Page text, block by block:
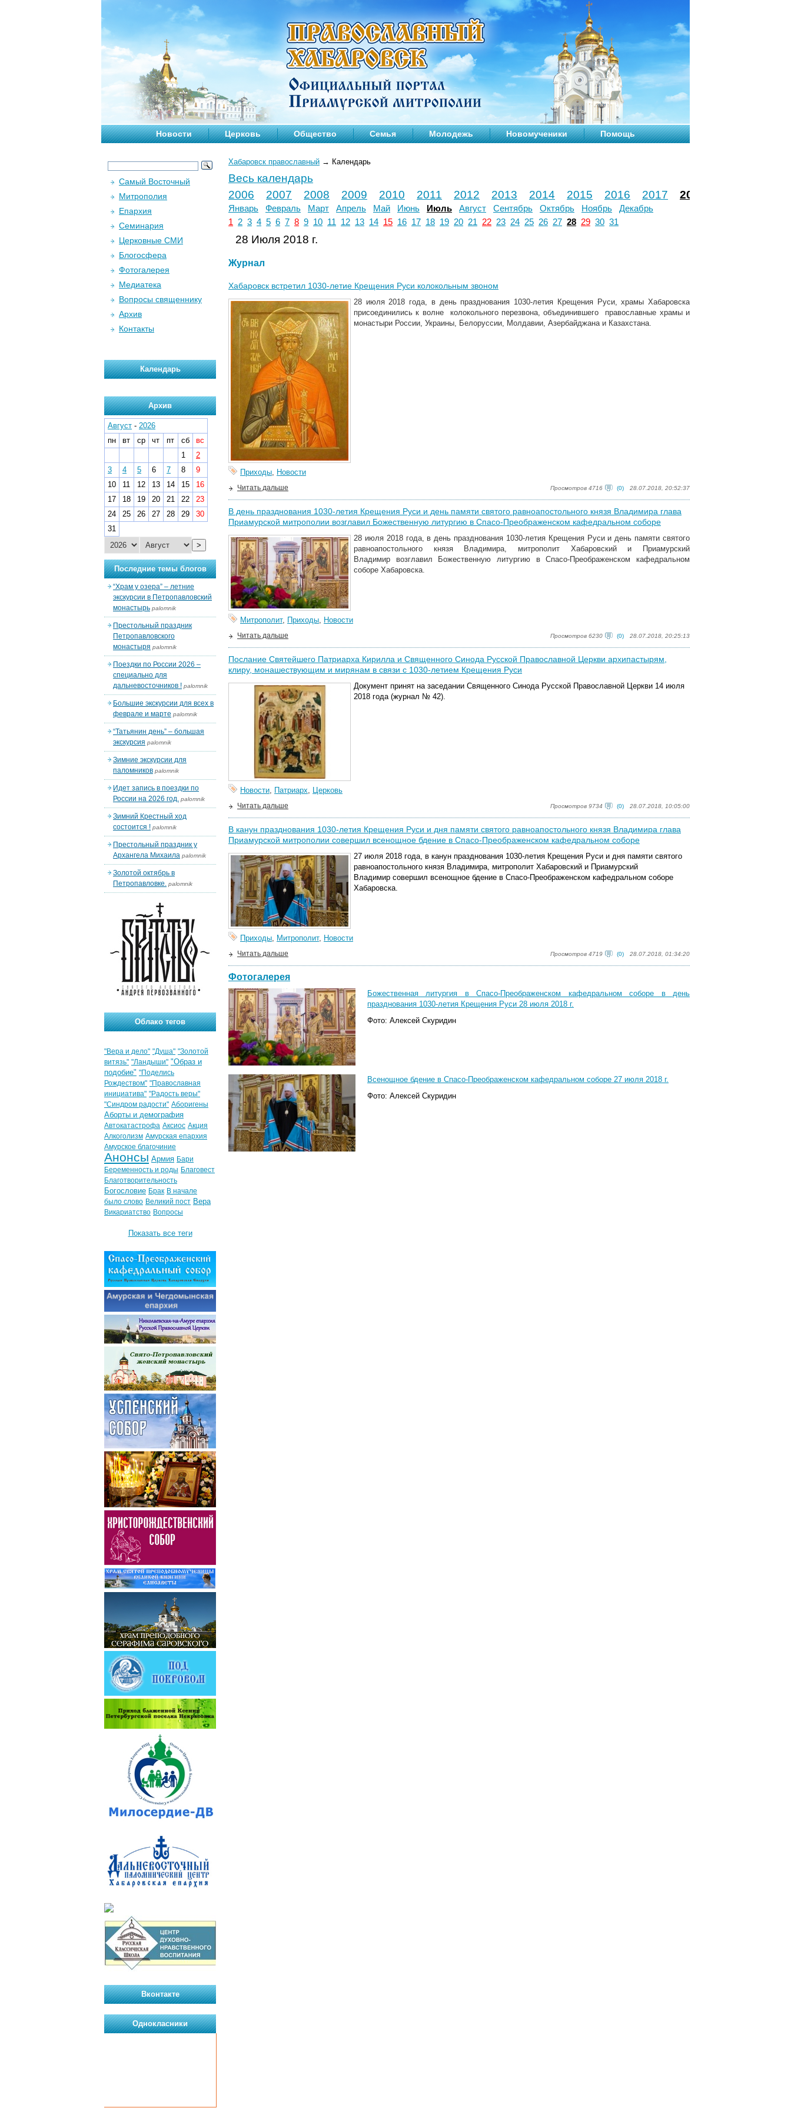
Новости Церковь Общество Семья Молодежь Новомученики Помощь
Хабаровск православный → Календарь
Весь календарь
2006
2007 2008 2009 2010 2011 2012 2013 2014 2015 2016 2017 2018
Январь Февраль Март Апрель Май Июнь Июль Август Сентябрь Октябрь Ноябрь
Декабрь
1
2 3 4 5 6 7 8 9 10 11 12 13 14 15 16 17 18 19 20 21 22 23 24 25 26 27 28 29 30 31
28 Июля 2018 г.
Журнал
Хабаровск встретил 1030-летие Крещения Руси колокольным звоном
28 июля 2018 года, в день празднования 1030-летия Крещения Руси, храмы Хабаровска
присоединились к волне колокольного перезвона, объединившего православные храмы и
монастыри России, Украины, Белоруссии, Молдавии, Азербайджана и Казахстана.
Приходы, Новости
Просмотров 4716 (0) 28.07.2018, 20:52:37
Читать дальше
В день празднования 1030-летия Крещения Руси и день памяти святого равноапостольного князя Владимира глава
Приамурской митрополии возглавил Божественную литургию в Спасо-Преображенском кафедральном соборе
28 июля 2018 года, в день празднования 1030-летия Крещения Руси и день памяти святого
равноапостольного князя Владимира, митрополит Хабаровский и Приамурский
Владимир возглавил Божественную литургию в Спасо-Преображенском кафедральном
соборе Хабаровска.
Митрополит, Приходы, Новости
Просмотров 6230 (0) 28.07.2018, 20:25:13
Читать дальше
Послание Святейшего Патриарха Кирилла и Священного Синода Русской Православной Церкви архипастырям,
клиру, монашествующим и мирянам в связи с 1030-летием Крещения Руси
Документ принят на заседании Священного Синода Русской Православной Церкви 14 июля
2018 года (журнал № 42).
Новости Патриарх Церковь
Просмотров 9734 (0) 28.07.2018, 10:05:00
Читать дальше
В канун празднования 1030-летия Крещения Руси и дня памяти святого равноапостольного князя Владимира глава
Приамурской митрополии совершил всенощное бдение в Спасо-Преображенском кафедральном соборе
27 июля 2018 года, в канун празднования 1030-летия Крещения Руси и дня памяти святого
равноапостольного князя Владимира, митрополит Хабаровский и Приамурский
Владимир совершил всенощное бдение в Спасо-Преображенском кафедральном соборе
Хабаровска.
Приходы Митрополит, Новости
Просмотров 4719 (0) 28.07.2018, 01:34:20
Читать дальше
Фотогалерея
Божественная литургия в Спасо-Преображенском кафедральном соборе в день
празднования 1030-летия Крещения Руси 28 июля 2018 г.
Фото: Алексей Скуридин
Всенощное бдение в Спасо-Преображенском кафедральном соборе 27 июля 2018 г.
Фото: Алексей Скуридин
Самый Восточный
Митрополия
Епархия
Семинария
Церковные СМИ
Блогосфера
Фотогалерея
Медиатека
Вопросы священнику
Архив
Контакты
Календарь
Архив
Август - 2026
пн
вт ср чт пт сб
вс
1
2
3
4 5 6 7 8
9
10
11 12 13 14 15
16
17
18 19 20 21 22
23
24
25 26 27 28 29
30
31
>
Последние темы блогов
“Храм у озера” – летние
экскурсии в Петропавловский
монастырь palomnik
Престольный праздник
Петропавловского
монастыря palomnik
Поездки по России 2026 –
специально для
дальневосточников ! palomnik
Большие экскурсии для всех в
феврале и марте palomnik
“Татьянин день” – большая
экскурсия palomnik
Зимние экскурсии для
паломников palomnik
Идет запись в поездки по
России на 2026 год. palomnik
Зимний Крестный ход
состоится ! palomnik
Престольный праздник у
Архангела Михаила palomnik
Золотой октябрь в
Петропавловке. palomnik
Облако тегов
"Вера и дело" "Душа" "Золотой
витязь" "Ландыши" "Образ и
подобие" "Поделись
Рождеством" "Православная
инициатива" "Радость веры"
"Синдром радости" Аборигены
Аборты и демография
Автокатастрофа Аксиос Акция
Алкоголизм Амурская епархия
Амурское благочиние
Анонсы Армия Бари
Беременность и роды Благовест
Благотворительность
Богословие Брак В начале
было слово Великий пост Вера
Викариатство Вопросы
Показать все теги
Вконтакте
Однокласники